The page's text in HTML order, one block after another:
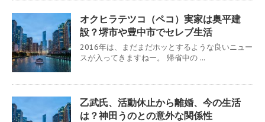
オクヒラテツコ（ペコ）実家は奥平建
設？堺市や豊中市でセレブ生活
2016年は、まだまだホッとするような良いニュー
スが入ってきますねー。 帰省中の ...
乙武氏、活動休止から離婚、今の生活
は？神田うのとの意外な関係性